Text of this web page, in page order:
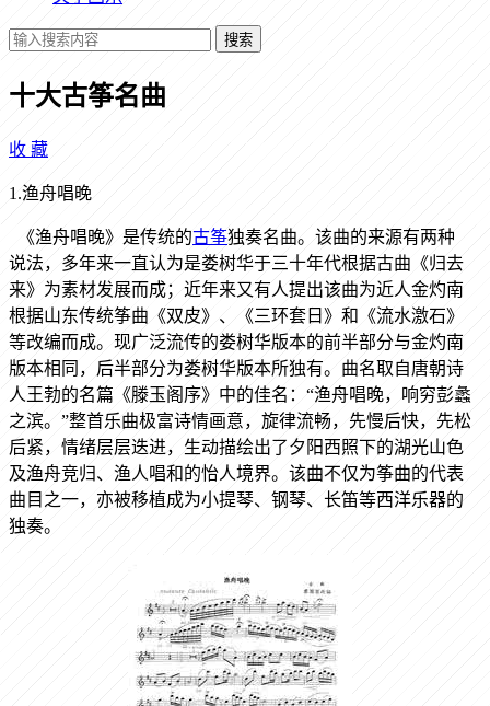
搜索
十大古筝名曲
收 藏
1.渔舟唱晚
《渔舟唱晚》是传统的古筝独奏名曲。该曲的来源有两种
说法，多年来一直认为是娄树华于三十年代根据古曲《归去
来》为素材发展而成；近年来又有人提出该曲为近人金灼南
根据山东传统筝曲《双皮》、《三环套日》和《流水激石》
等改编而成。现广泛流传的娄树华版本的前半部分与金灼南
版本相同，后半部分为娄树华版本所独有。曲名取自唐朝诗
人王勃的名篇《滕玉阁序》中的佳名：“渔舟唱晚，响穷彭蠡
之滨。”整首乐曲极富诗情画意，旋律流畅，先慢后快，先松
后紧，情绪层层迭进，生动描绘出了夕阳西照下的湖光山色
及渔舟竞归、渔人唱和的怡人境界。该曲不仅为筝曲的代表
曲目之一，亦被移植成为小提琴、钢琴、长笛等西洋乐器的
独奏。